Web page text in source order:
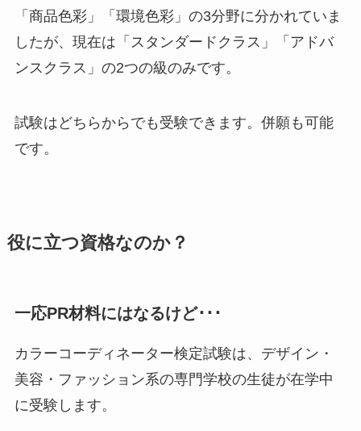
「商品色彩」「環境色彩」の3分野に分かれていま
したが、現在は「スタンダードクラス」「アドバ
ンスクラス」の2つの級のみです。
試験はどちらからでも受験できます。併願も可能
です。
役に立つ資格なのか？
一応PR材料にはなるけど･･･
カラーコーディネーター検定試験は、デザイン・
美容・ファッション系の専門学校の生徒が在学中
に受験します。